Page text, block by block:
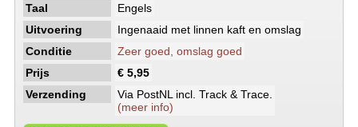
Taal
Engels
Uitvoering
Ingenaaid met linnen kaft en omslag
Conditie
Zeer goed, omslag goed
Prijs
€ 5,95
Verzending
Via PostNL incl. Track & Trace.
(meer info)